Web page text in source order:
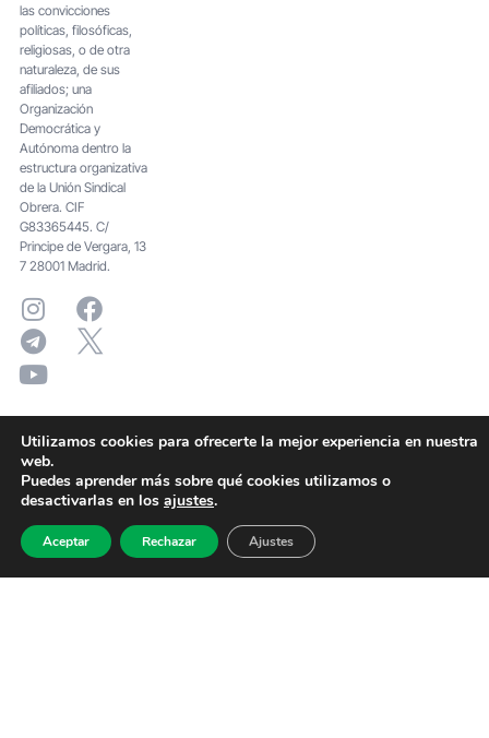
las convicciones
políticas, filosóficas,
religiosas, o de otra
naturaleza, de sus
afiliados; una
Organización
Democrática y
Autónoma dentro la
estructura organizativa
de la Unión Sindical
Obrera. CIF
G83365445. C/
Principe de Vergara, 13
7 28001 Madrid.
Utilizamos cookies para ofrecerte la mejor experiencia en nuestra
web.
Puedes aprender más sobre qué cookies utilizamos o
desactivarlas en los ajustes.
Aceptar Rechazar Ajustes